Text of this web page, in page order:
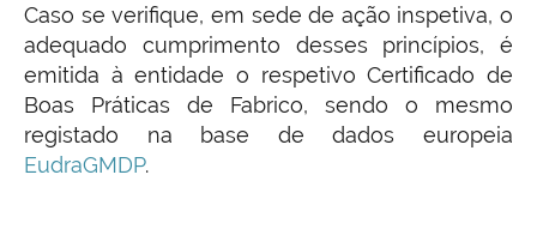
Caso se verifique, em sede de ação inspetiva, o
adequado cumprimento desses princípios, é
emitida à entidade o respetivo Certificado de
Boas Práticas de Fabrico, sendo o mesmo
registado na base de dados europeia
EudraGMDP.